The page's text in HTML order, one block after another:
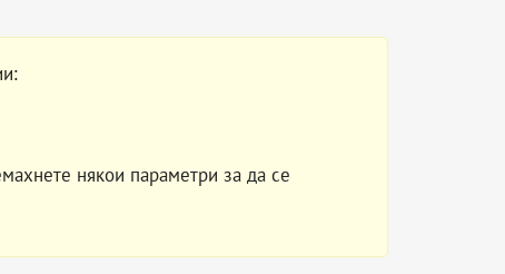
някои параметри за да се